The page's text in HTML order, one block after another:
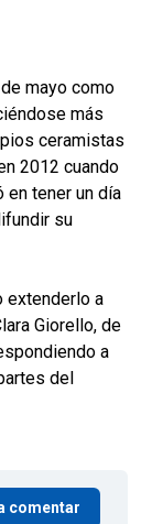
mayo como
más
ceramistas
2012 cuando
en tener un día
su
extenderlo a
Giorello, de
a
del
comentar